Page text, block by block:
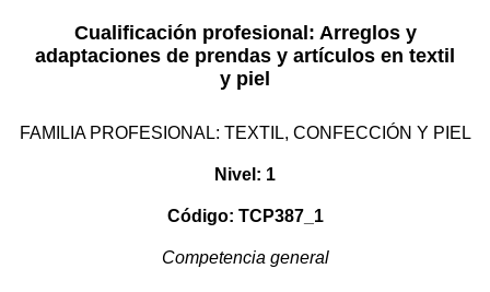
Cualificación profesional: Arreglos y
adaptaciones de prendas y artículos en textil
y piel
FAMILIA PROFESIONAL: TEXTIL, CONFECCIÓN Y PIEL
Nivel: 1
Código: TCP387_1
Competencia general